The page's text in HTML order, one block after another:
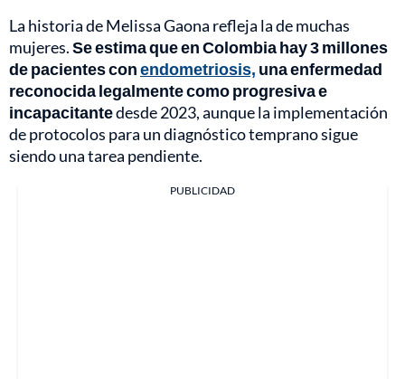
La historia de Melissa Gaona refleja la de muchas
mujeres.Se estima que en Colombia hay 3 millones
de pacientes conendometriosis, una enfermedad
reconocida legalmente como progresiva e
incapacitantedesde 2023, aunque la implementación
de protocolos para un diagnóstico temprano sigue
siendo una tarea pendiente.
PUBLICIDAD